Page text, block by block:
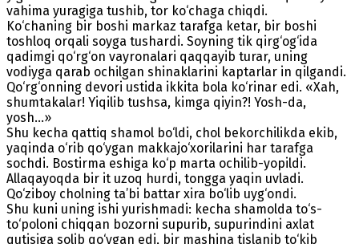
vahima yuragiga tushib, tor ko‘chaga chiqdi.
Ko‘chaning bir boshi markaz tarafga ketar, bir boshi
toshloq orqali soyga tushardi. Soyning tik qirg‘og‘ida
qadimgi qo‘rg‘on vayronalari qaqqayib turar, uning
vodiyga qarab ochilgan shinaklarini kaptarlar in qilgandi.
Qo‘rg‘onning devori ustida ikkita bola ko‘rinar edi. «Xah,
shumtakalar! Yiqilib tushsa, kimga qiyin?! Yosh-da,
yosh...»
Shu kecha qattiq shamol bo‘ldi, chol bekorchilikda ekib,
yaqinda o‘rib qo‘ygan makkajo‘xorilarini har tarafga
sochdi. Bostirma eshiga ko‘p marta ochilib-yopildi.
Allaqayoqda bir it uzoq hurdi, tongga yaqin uvladi.
Qo‘ziboy cholning ta’bi battar xira bo‘lib uyg‘ondi.
Shu kuni uning ishi yurishmadi: kecha shamolda to‘s-
to‘poloni chiqqan bozorni supurib, supurindini axlat
qutisiga solib qo‘ygan edi, bir mashina tislanib to‘kib